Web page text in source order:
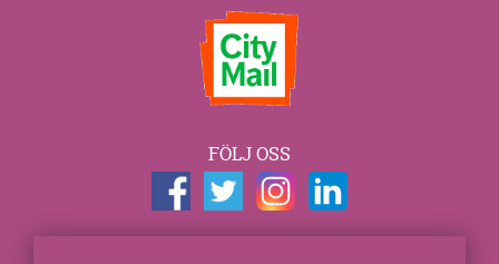
FÖLJ OSS